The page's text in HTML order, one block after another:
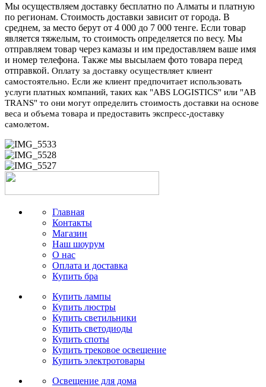
Мы осуществляем доставку бесплатно по Алматы и платную
по регионам. Стоимость доставки зависит от города. В
среднем, за место берут от 4 000 до 7 000 тенге. Если товар
является тяжелым, то стоимость определяется по весу. Мы
отправляем товар через камазы и им предоставляем ваше имя
и номер телефона. Также мы высылаем фото товара перед
отправкой. Оплату за доставку осуществляет клиент
самостоятельно. Если же клиент предпочитает использовать
услуги платных компаний, таких как "ABS LOGISTICS" или "AB
TRANS" то они могут определить стоимость доставки на основе
веса и объема товара и предоставить экспресс-доставку
самолетом.
Главная
Контакты
Магазин
Наш шоурум
О нас
Оплата и доставка
Купить бра
Купить лампы
Купить люстры
Купить светильники
Купить светодиоды
Купить споты
Купить трековое освещение
Купить электротовары
Освещение для дома